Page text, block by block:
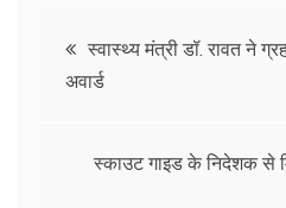
b
k
A
Post
navigation
स्वास्थ्य मंत्री डॉ. रावत ने
अवार्ड
स्काउट गाइड के निदेशक से